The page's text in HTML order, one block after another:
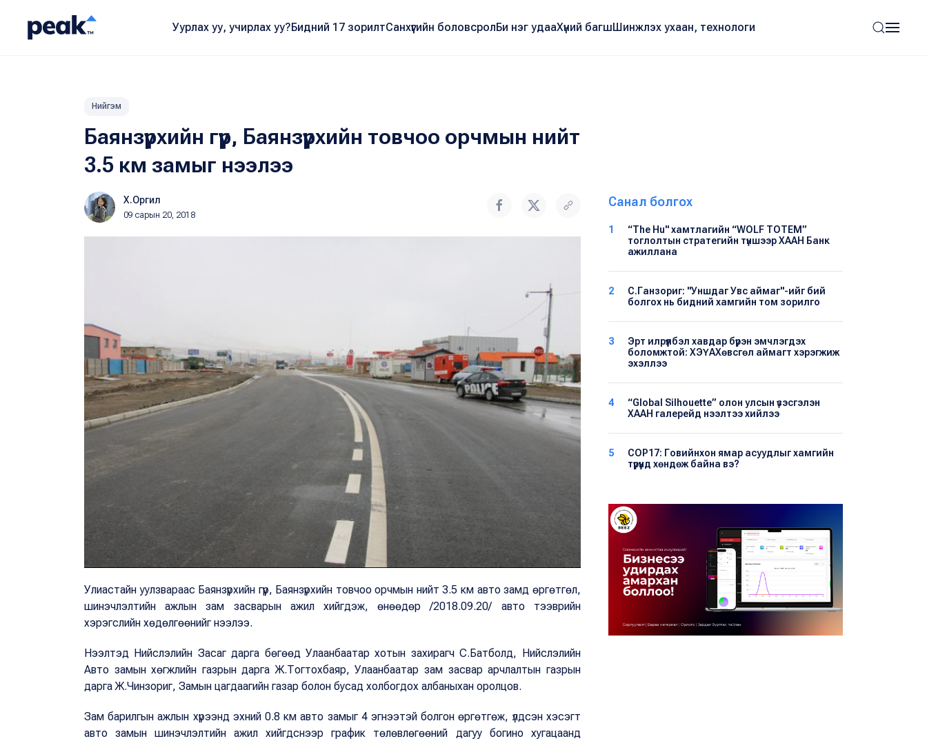
Уурлах уу, учирлах уу?Бидний 17 зорилтСанхүүгийн боловсролБи нэг удааХүний багшШинжлэх ухаан, технологи
Нийгэм
Баянзүрхийн гүүр, Баянзүрхийн товчоо орчмын нийт
3.5 км замыг нээлээ
Х.Оргил
09 сарын 20, 2018
Улиастайн уулзвараас Баянзүрхийн гүүр, Баянзүрхийн товчоо орчмын нийт 3.5 км авто замд өргөтгөл,
шинэчлэлтийн ажлын зам засварын ажил хийгдэж, өнөөдөр /2018.09.20/ авто тээврийн
хэрэгслийн хөдөлгөөнийг нээлээ.
Нээлтэд Нийслэлийн Засаг дарга бөгөөд Улаанбаатар хотын захирагч С.Батболд, Нийслэлийн
Авто замын хөгжлийн газрын дарга Ж.Тогтохбаяр, Улаанбаатар зам засвар арчлалтын газрын
дарга Ж.Чинзориг, Замын цагдаагийн газар болон бусад холбогдох албаныхан оролцов.
Зам барилгын ажлын хүрээнд эхний 0.8 км авто замыг 4 эгнээтэй болгон өргөтгөж, үлдсэн хэсэгт
авто замын шинэчлэлтийн ажил хийгдснээр график төлөвлөгөөний дагуу богино хугацаанд
Санал болгох
1
“The Hu" хамтлагийн “WOLF TOTEM”
тоглолтын стратегийн түншээр ХААН Банк
ажиллана
2
С.Ганзориг: "Уншдаг Увс аймаг"-ийг бий
болгох нь бидний хамгийн том зорилго
3
Эрт илрүүлбэл хавдар бүрэн эмчлэгдэх
боломжтой: ХЭҮА​Хөвсгөл аймагт хэрэгжиж
эхэллээ
4
“Global Silhouette” олон улсын үзэсгэлэн
ХААН галерейд нээлтээ хийлээ
5
COP17: Говийнхон ямар асуудлыг хамгийн
түрүүнд хөндөж байна вэ?